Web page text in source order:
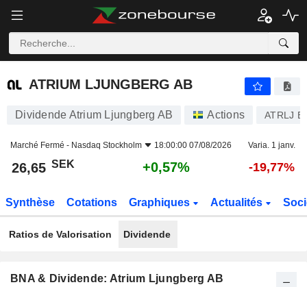
ATRIUM LJUNGBERG AB
ATRIUM LJUNGBERG AB
Dividende Atrium Ljungberg AB Actions ATRLJ B
Marché Fermé - Nasdaq Stockholm 18:00:00 07/08/2026 Varia. 1 janv.
26,65 SEK +0,57% -19,77%
Synthèse Cotations Graphiques Actualités
Ratios de Valorisation Dividende
BNA & Dividende: Atrium Ljungberg AB